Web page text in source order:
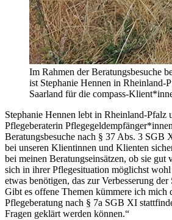
Im Rahmen der Beratungsbesuche
ist Stephanie Hennen in Rheinland-
Saarland für die compass-
Stephanie Hennen lebt in Rheinland-Pfalz
Pflegeberaterin
Beratungsbesuche nach § 37 Abs. 3 SGB
bei unseren Klientinnen und Klienten
bei meinen Beratungseinsätzen, ob sie gut
sich in ihrer Pflegesituation möglichst
etwas benötigen, das zur Verbesserung
Gibt es offene Themen kümmere ich mich
Pflegeberatung nach § 7a SGB XI
Fragen geklärt werden können.“